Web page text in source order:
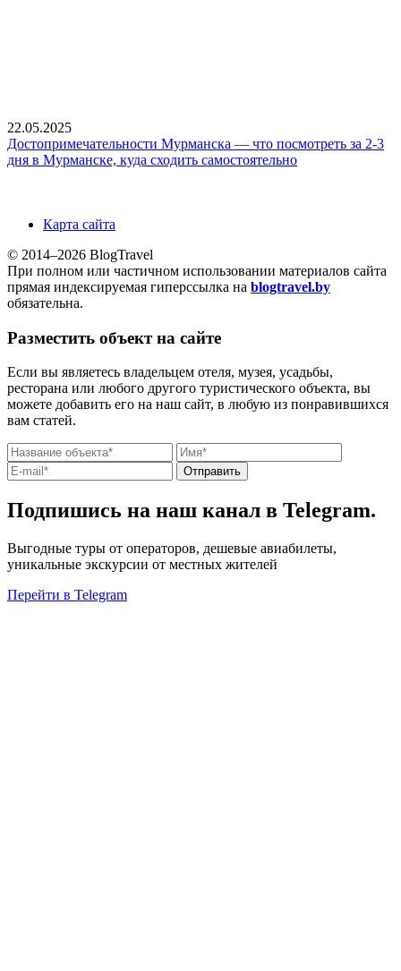
22.05.2025
Достопримечательности Мурманска — что посмотреть за 2-3
дня в Мурманске, куда сходить самостоятельно
Карта сайта
© 2014–2026 BlogTravel
При полном или частичном использовании материалов сайта
прямая индексируемая гиперссылка на blogtravel.by
обязательна.
Разместить объект на сайте
Если вы являетесь владельцем отеля, музея, усадьбы,
ресторана или любого другого туристического объекта, вы
можете добавить его на наш сайт, в любую из понравившихся
вам статей.
Отправить
Подпишись на наш канал в Telegram.
Выгодные туры от операторов, дешевые авиабилеты,
уникальные экскурсии от местных жителей
Перейти в Telegram